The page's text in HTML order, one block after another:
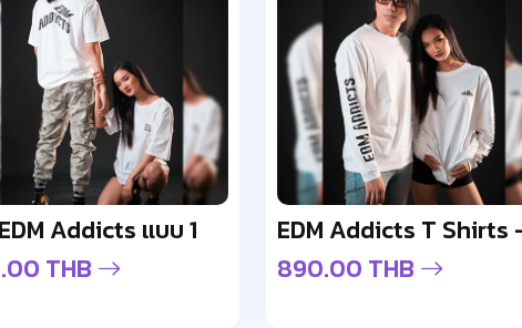
Addicts แบบ 1
THB
890.00 THB